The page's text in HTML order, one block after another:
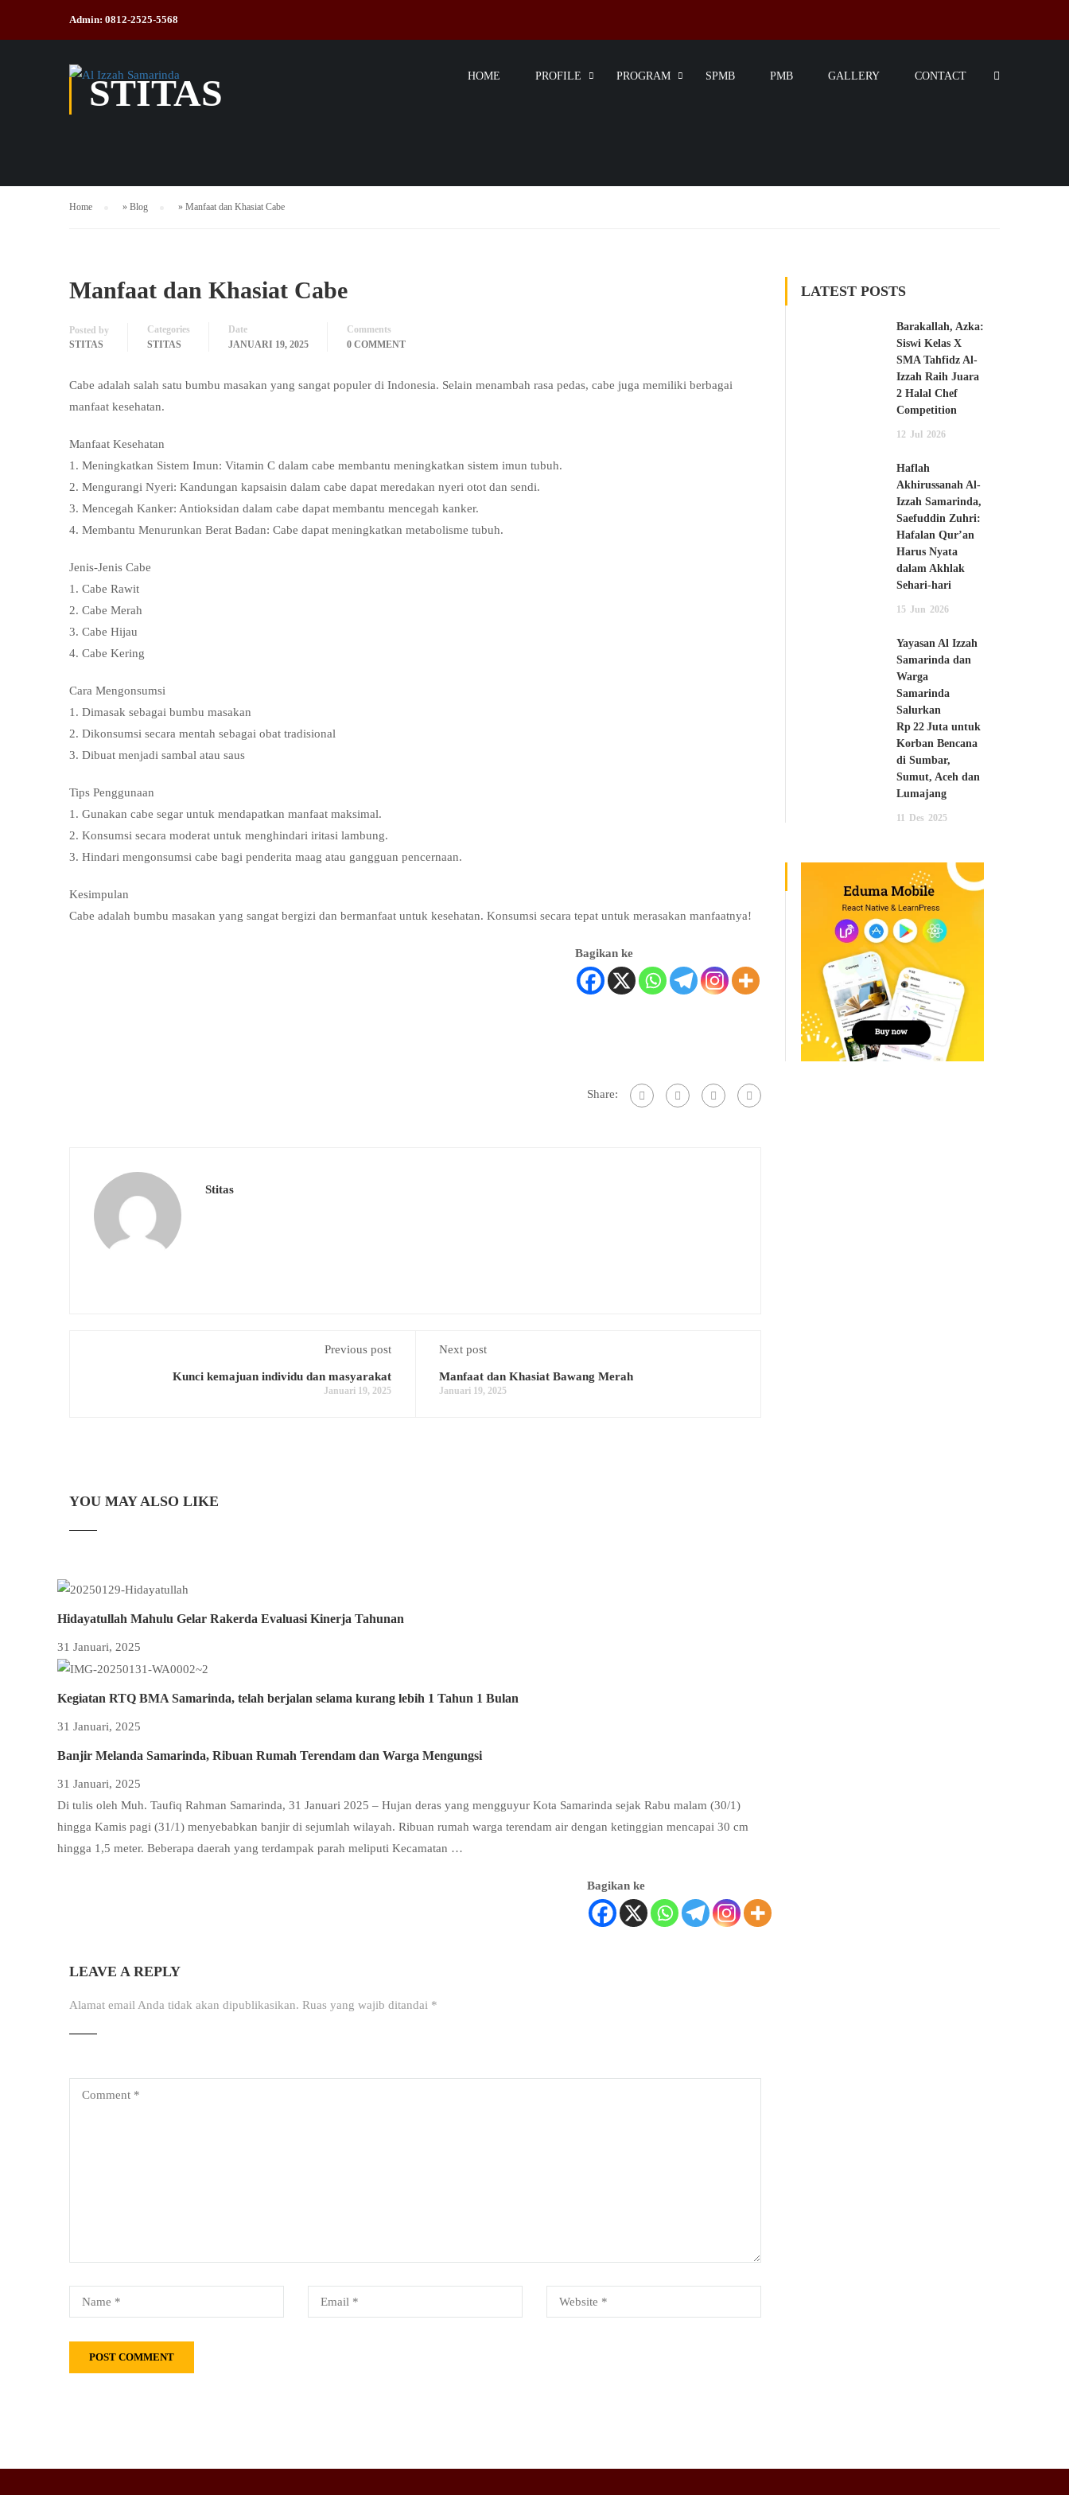
Admin: 0812-2525-5568
HOME PROFILE PROGRAM SPMB PMB GALLERY CONTACT
STITAS
Home » Blog » Manfaat dan Khasiat Cabe
Manfaat dan Khasiat Cabe
Posted by
STITAS
Categories
STITAS
Date
JANUARI 19, 2025
Comments
0 COMMENT
Cabe adalah salah satu bumbu masakan yang sangat populer di Indonesia. Selain menambah rasa pedas, cabe juga memiliki berbagai
manfaat kesehatan.
Manfaat Kesehatan
1. Meningkatkan Sistem Imun: Vitamin C dalam cabe membantu meningkatkan sistem imun tubuh.
2. Mengurangi Nyeri: Kandungan kapsaisin dalam cabe dapat meredakan nyeri otot dan sendi.
3. Mencegah Kanker: Antioksidan dalam cabe dapat membantu mencegah kanker.
4. Membantu Menurunkan Berat Badan: Cabe dapat meningkatkan metabolisme tubuh.
Jenis-Jenis Cabe
1. Cabe Rawit
2. Cabe Merah
3. Cabe Hijau
4. Cabe Kering
Cara Mengonsumsi
1. Dimasak sebagai bumbu masakan
2. Dikonsumsi secara mentah sebagai obat tradisional
3. Dibuat menjadi sambal atau saus
Tips Penggunaan
1. Gunakan cabe segar untuk mendapatkan manfaat maksimal.
2. Konsumsi secara moderat untuk menghindari iritasi lambung.
3. Hindari mengonsumsi cabe bagi penderita maag atau gangguan pencernaan.
Kesimpulan
Cabe adalah bumbu masakan yang sangat bergizi dan bermanfaat untuk kesehatan. Konsumsi secara tepat untuk merasakan manfaatnya!
Bagikan ke
Share:
Stitas
Previous post
Kunci kemajuan individu dan masyarakat
Januari 19, 2025
Next post
Manfaat dan Khasiat Bawang Merah
Januari 19, 2025
YOU MAY ALSO LIKE
Hidayatullah Mahulu Gelar Rakerda Evaluasi Kinerja Tahunan
31 Januari, 2025
Kegiatan RTQ BMA Samarinda, telah berjalan selama kurang lebih 1 Tahun 1 Bulan
31 Januari, 2025
Banjir Melanda Samarinda, Ribuan Rumah Terendam dan Warga Mengungsi
31 Januari, 2025
Di tulis oleh Muh. Taufiq Rahman Samarinda, 31 Januari 2025 – Hujan deras yang mengguyur Kota Samarinda sejak Rabu malam (30/1)
hingga Kamis pagi (31/1) menyebabkan banjir di sejumlah wilayah. Ribuan rumah warga terendam air dengan ketinggian mencapai 30 cm
hingga 1,5 meter. Beberapa daerah yang terdampak parah meliputi Kecamatan …
Bagikan ke
LEAVE A REPLY
Alamat email Anda tidak akan dipublikasikan. Ruas yang wajib ditandai *
LATEST POSTS
Barakallah, Azka:
Siswi Kelas X
SMA Tahfidz Al-
Izzah Raih Juara
2 Halal Chef
Competition
12 Jul 2026
Haflah
Akhirussanah Al-
Izzah Samarinda,
Saefuddin Zuhri:
Hafalan Qur’an
Harus Nyata
dalam Akhlak
Sehari-hari
15 Jun 2026
Yayasan Al Izzah
Samarinda dan
Warga
Samarinda
Salurkan
Rp 22 Juta untuk
Korban Bencana
di Sumbar,
Sumut, Aceh dan
Lumajang
11 Des 2025